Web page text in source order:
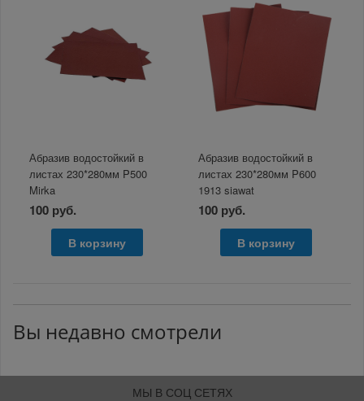
Абразив водостойкий в
листах 230*280мм P500
Mirka
100 руб.
В корзину
Абразив водостойкий в
листах 230*280мм P600
1913 siawat
100 руб.
В корзину
Вы недавно смотрели
МЫ В СОЦ СЕТЯХ